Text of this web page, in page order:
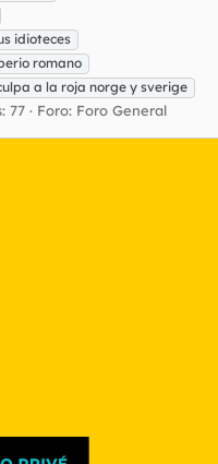
idioteces
romano
a la roja norge y sverige
77 Foro: Foro General